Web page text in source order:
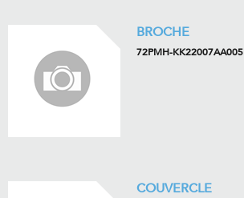
BROCHE
72PMH-KK22007AA005
COUVERCLE